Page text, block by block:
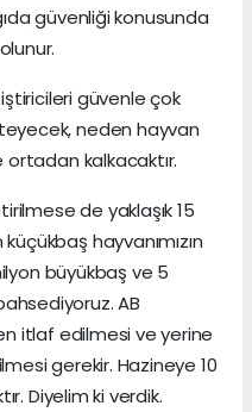
güvenliği konusunda
güvenle çok
neden hayvan
ortadan kalkacaktır.
de yaklaşık 15
hayvanımızın
büyükbaş ve 5
AB
itlaf edilmesi ve yerine
gerekir. Hazineye 10
Diyelim ki verdik.